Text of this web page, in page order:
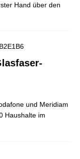
Hand über den
und Meridiam
Haushalte im